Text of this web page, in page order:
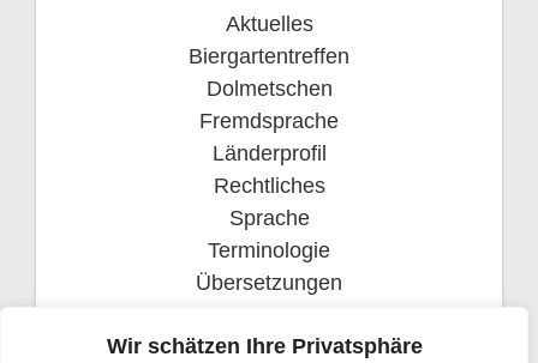
Wir schätzen Ihre Privatsphäre
Aktuelles
Biergartentreffen
Dolmetschen
Fremdsprache
Länderprofil
Rechtliches
Sprache
Terminologie
Übersetzungen